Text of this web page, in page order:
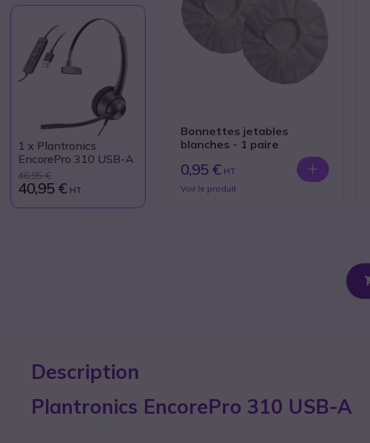
1 x Plantronics
EncorePro 310 USB-A
46,95 €
40,95 € HT
Bonnettes jetables
blanches - 1 paire
0,95 € HT
Voir le produit
Description
Plantronics EncorePro 310 USB-A